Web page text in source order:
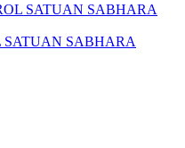
SATUAN SABHARA
SATUAN SABHARA